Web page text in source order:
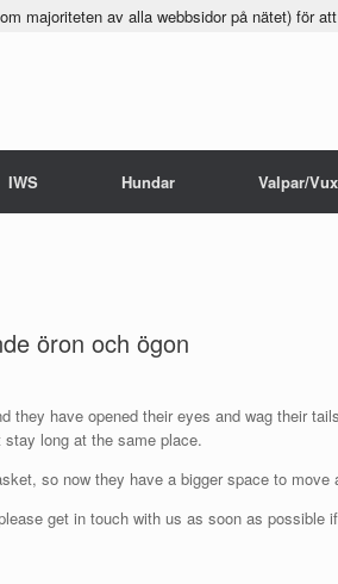
IWS Hundar Valpar/
öron och ögon
they have opened their eyes and wag their
stay long at the same place.
so now they have a bigger space to
get in touch with us as soon as possible
majoriteten av alla webbsidor på nätet) för